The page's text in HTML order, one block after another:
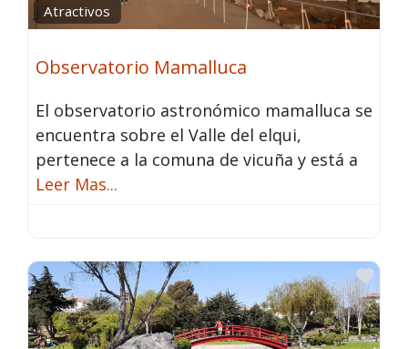
Atractivos
Observatorio Mamalluca
El observatorio astronómico mamalluca se
encuentra sobre el Valle del elqui,
pertenece a la comuna de vicuña y está a
Leer Mas...